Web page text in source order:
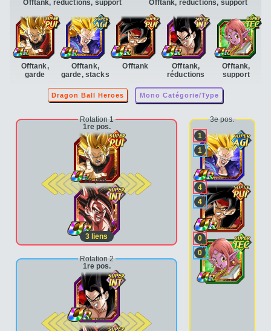
Offtank, réductions, support
Offtank,
garde
Offtank,
garde, stacks
Offtank
Offtank,
réductions
Offtank,
support
Offtank, réductions, support
Dragon Ball Heroes Mono Catégorie/Type
Rotation 1
1re pos.
2e pos.
3 liens
Rotation 2
1re pos.
2e pos.
3e pos.
1
1
4
4
0
0